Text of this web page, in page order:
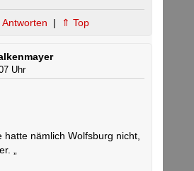
Antworten | ⇑ Top
Uhr
hatte nämlich Wolfsburg nicht,
„